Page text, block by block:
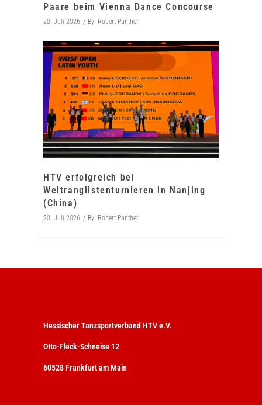
Paare beim Vienna Dance Concourse
20. Juli 2026 By Robert Panther
HTV erfolgreich bei
Weltranglistenturnieren in Nanjing
(China)
20. Juli 2026 By Robert Panther
Hessischer Tanzsportverband HTV e.V.
Otto-Fleck-Schneise 12
60528 Frankfurt am Main